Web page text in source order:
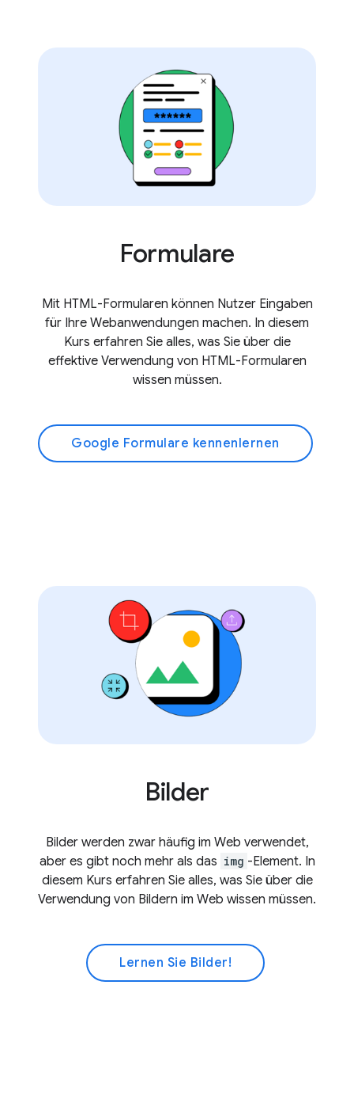
Formulare
Mit HTML-Formularen können Nutzer Eingaben
für Ihre Webanwendungen machen. In diesem
Kurs erfahren Sie alles, was Sie über die
effektive Verwendung von HTML-Formularen
wissen müssen.
Google Formulare kennenlernen
Bilder
Bilder werden zwar häufig im Web verwendet,
aber es gibt noch mehr als das img -Element. In
diesem Kurs erfahren Sie alles, was Sie über die
Verwendung von Bildern im Web wissen müssen.
Lernen Sie Bilder!